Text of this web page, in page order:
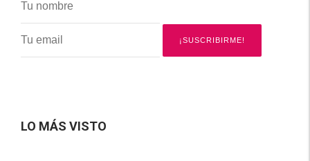
LO MÁS VISTO